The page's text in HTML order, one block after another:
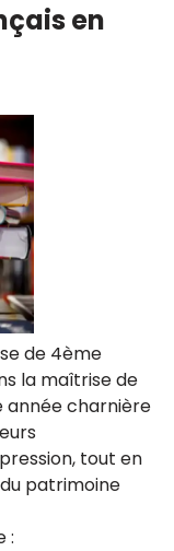
en
de 4ème
la maîtrise de
année charnière
tout en
patrimoine
: